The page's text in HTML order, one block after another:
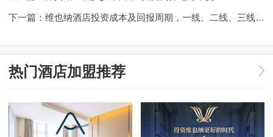
下一篇： 维也纳酒店投资成本及回报周期，一线、二线、三线城市实例测算！
热门酒店加盟推荐